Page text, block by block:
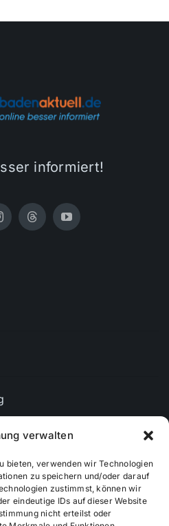
verwalten
bieten, verwenden wir Technologien
zu speichern und/oder darauf
zustimmst, können wir
eindeutige IDs auf dieser Website
nicht erteilst oder
informiert!